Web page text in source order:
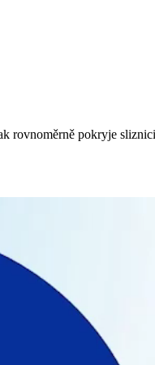
rovnoměrně pokryje